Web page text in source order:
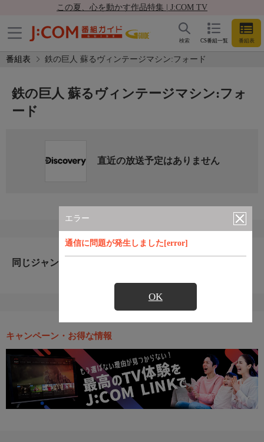
この夏、心を動かす作品特集 | J:COM TV
CS番組一覧 番組表
検索
番組表 鉄の巨人 蘇るヴィンテージマシン:フォード
エラー
通信に問題が発生しました[error]
OK
鉄の巨人 蘇るヴィンテージマシン:フォ
ード
直近の放送予定はありません
同じジャンルのおすすめ番組
キャンペーン・お得な情報